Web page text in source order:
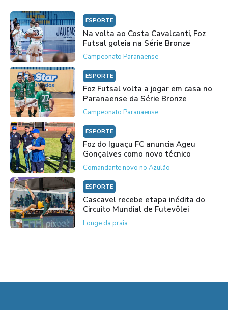
ESPORTE
Na volta ao Costa Cavalcanti, Foz
Futsal goleia na Série Bronze
Campeonato Paranaense
ESPORTE
Foz Futsal volta a jogar em casa no
Paranaense da Série Bronze
Campeonato Paranaense
ESPORTE
Foz do Iguaçu FC anuncia Ageu
Gonçalves como novo técnico
Comandante novo no Azulão
ESPORTE
Cascavel recebe etapa inédita do
Circuito Mundial de Futevôlei
Longe da praia